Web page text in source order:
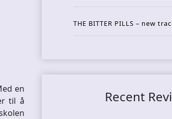
en
til å
THE BITTER PILLS – new
Recent